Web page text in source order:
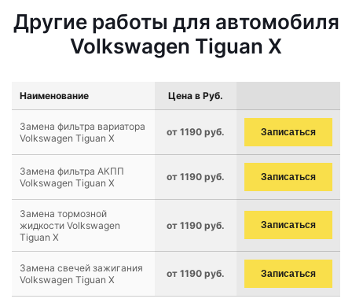
Другие работы для автомобиля
Volkswagen Tiguan X
Наименование Цена в Руб.
Замена фильтра вариатора
Volkswagen Tiguan X
от 1190 руб. Записаться
Замена фильтра АКПП
Volkswagen Tiguan X
от 1190 руб. Записаться
Замена тормозной
жидкости Volkswagen
Tiguan X
от 1190 руб. Записаться
Замена свечей зажигания
Volkswagen Tiguan X
от 1190 руб. Записаться